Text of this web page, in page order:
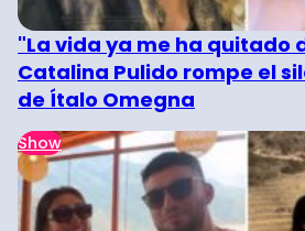
"La vida ya me ha quitado
Catalina Pulido rompe el
de Ítalo Omegna
Show